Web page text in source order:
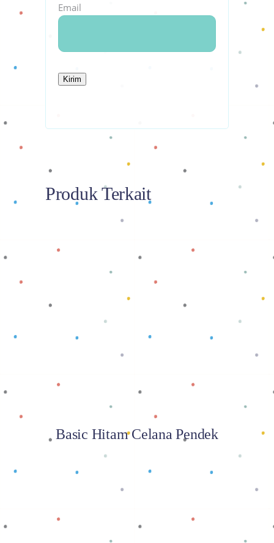
Email
Produk Terkait
Baca selengkapnya
Basic Hitam Celana Pendek